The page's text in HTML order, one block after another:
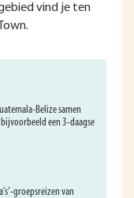
vind je ten
Belize samen
een 3-daagse
groepsreizen van